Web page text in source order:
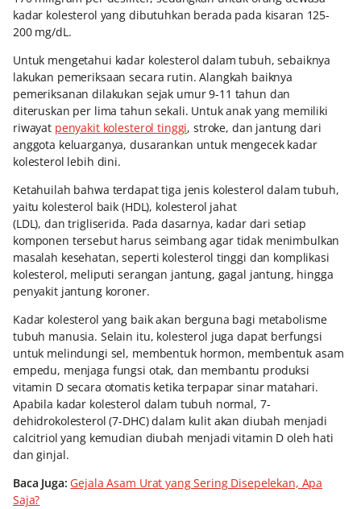
kadar kolesterol yang dibutuhkan berada pada kisaran 125-
200 mg/dL.
Untuk mengetahui kadar kolesterol dalam tubuh, sebaiknya
lakukan pemeriksaan secara rutin. Alangkah baiknya
pemeriksanan dilakukan sejak umur 9-11 tahun dan
diteruskan per lima tahun sekali. Untuk anak yang memiliki
riwayat penyakit kolesterol tinggi, stroke, dan jantung dari
anggota keluarganya, dusarankan untuk mengecek kadar
kolesterol lebih dini.
Ketahuilah bahwa terdapat tiga jenis kolesterol dalam tubuh,
yaitu kolesterol baik (HDL), kolesterol jahat
(LDL), dan trigliserida. Pada dasarnya, kadar dari setiap
komponen tersebut harus seimbang agar tidak menimbulkan
masalah kesehatan, seperti kolesterol tinggi dan komplikasi
kolesterol, meliputi serangan jantung, gagal jantung, hingga
penyakit jantung koroner.
Kadar kolesterol yang baik akan berguna bagi metabolisme
tubuh manusia. Selain itu, kolesterol juga dapat berfungsi
untuk melindungi sel, membentuk hormon, membentuk asam
empedu, menjaga fungsi otak, dan membantu produksi
vitamin D secara otomatis ketika terpapar sinar matahari.
Apabila kadar kolesterol dalam tubuh normal, 7-
dehidrokolesterol (7-DHC) dalam kulit akan diubah menjadi
calcitriol yang kemudian diubah menjadi vitamin D oleh hati
dan ginjal.
Baca Juga: Gejala Asam Urat yang Sering Disepelekan, Apa
Saja?